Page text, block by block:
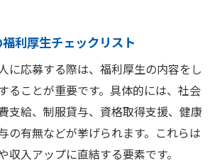
利厚生チェックリスト
に応募する際は、福利厚生の内容をし
ることが重要です。具体的には、社会
支給、制服貸与、資格取得支援、健康
の有無などが挙げられます。これらは
収入アップに直結する要素です。